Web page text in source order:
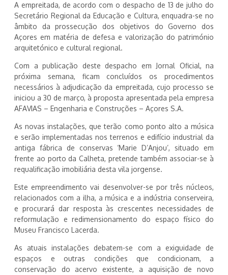
A empreitada, de acordo com o despacho de 13 de julho do
Secretário Regional da Educação e Cultura, enquadra-se no
âmbito da prossecução dos objetivos do Governo dos
Açores em matéria de defesa e valorização do património
arquitetónico e cultural regional.
Com a publicação deste despacho em Jornal Oficial, na
próxima semana, ficam concluídos os procedimentos
necessários à adjudicação da empreitada, cujo processo se
iniciou a 30 de março, à proposta apresentada pela empresa
AFAVIAS – Engenharia e Construções – Açores S.A.
As novas instalações, que terão como ponto alto a música
e serão implementadas nos terrenos e edifício industrial da
antiga fábrica de conservas ‘Marie D’Anjou’, situado em
frente ao porto da Calheta, pretende também associar-se à
requalificação imobiliária desta vila jorgense.
Este empreendimento vai desenvolver-se por três núcleos,
relacionados com a ilha, a música e a indústria conserveira,
e procurará dar resposta às crescentes necessidades de
reformulação e redimensionamento do espaço físico do
Museu Francisco Lacerda.
As atuais instalações debatem-se com a exiguidade de
espaços e outras condições que condicionam, a
conservação do acervo existente, a aquisição de novo